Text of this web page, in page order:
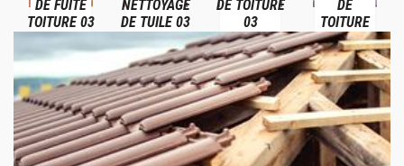
DE FUITE
TOITURE 03
NETTOYAGE
DE TUILE 03
DE TOITURE
03
DE
TOITURE
03